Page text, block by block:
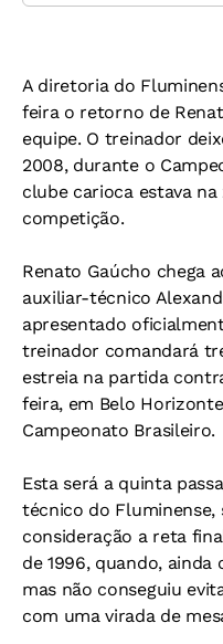
A diretoria do
feira o retorno de
equipe. O treinador
2008, durante o
clube carioca estava
competição.
Renato Gaúcho chega
auxiliar-técnico
apresentado
treinador comandará
estreia na partida
feira, em Belo
Campeonato Brasileiro.
Esta será a quinta
técnico do Fluminense,
consideração a reta
de 1996, quando,
mas não conseguiu
com uma virada de